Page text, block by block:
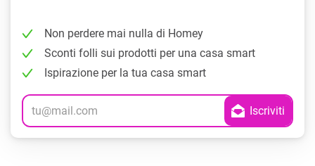
Non perdere mai nulla di Homey
Sconti folli sui prodotti per una casa smart
Ispirazione per la tua casa smart